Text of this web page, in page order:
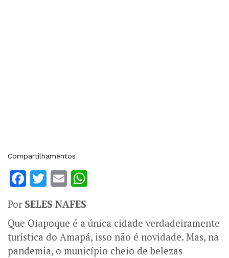
Compartilhamentos
Facebook
Twitter
Email
Por SELES NAFES
Que Oiapoque é a única cidade verdadeiramente
turística do Amapá, isso não é novidade. Mas, na
pandemia, o município cheio de belezas